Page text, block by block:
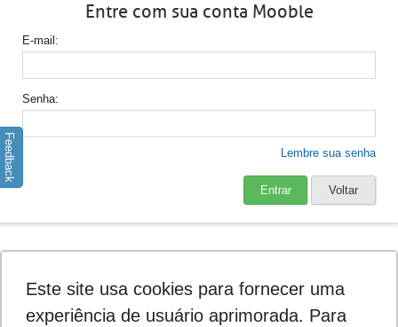
Entre com sua conta Mooble
E-mail
Senha
Lembre sua senha
Entrar Voltar
Feedback
Este site usa cookies para fornecer uma
experiência de usuário aprimorada. Para